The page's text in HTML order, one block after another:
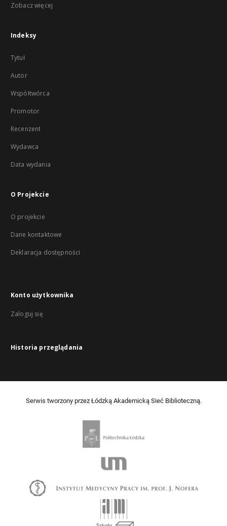
Zobacz więcej
Indeksy
Tytuł
Autor
Współtwórca
Promotor
Recenzent
Wydawca
Data wydania
O Projekcie
O projekcie
Dane kontaktowe
Deklaracja dostępności
Konto użytkownika
Zaloguj się
Historia przeglądania
Serwis tworzony przez Łódzką Akademicką Sieć Biblioteczną.